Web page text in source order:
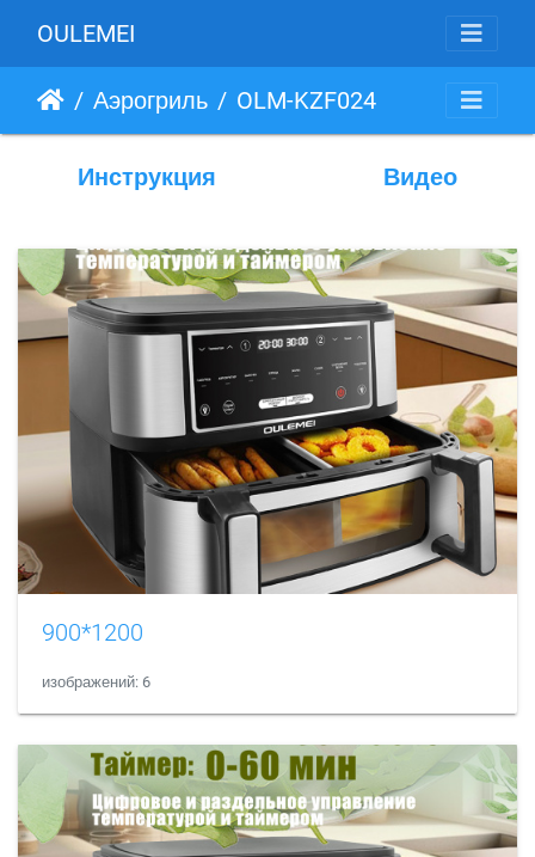
OULEMEI
Аэрогриль OLM-KZF024
Инструкция Видео
900*1200
изображений: 6